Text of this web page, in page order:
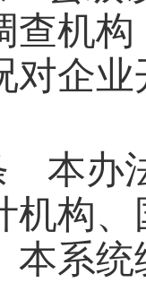
查机
对企
本办
机构
本系